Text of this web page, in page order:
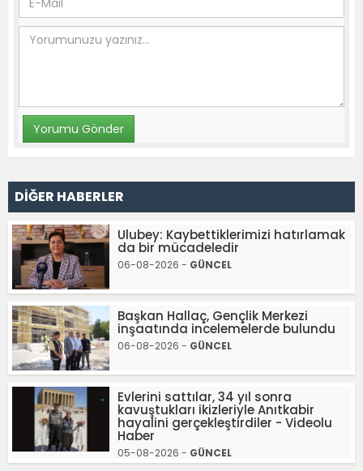
DİĞER HABERLER
Ulubey: Kaybettiklerimizi hatırlamak
da bir mücadeledir
06-08-2026 - GÜNCEL
Başkan Hallaç, Gençlik Merkezi
inşaatında incelemelerde bulundu
06-08-2026 - GÜNCEL
Evlerini sattılar, 34 yıl sonra
kavuştukları ikizleriyle Anıtkabir
hayalini gerçekleştirdiler - Videolu
Haber
05-08-2026 - GÜNCEL